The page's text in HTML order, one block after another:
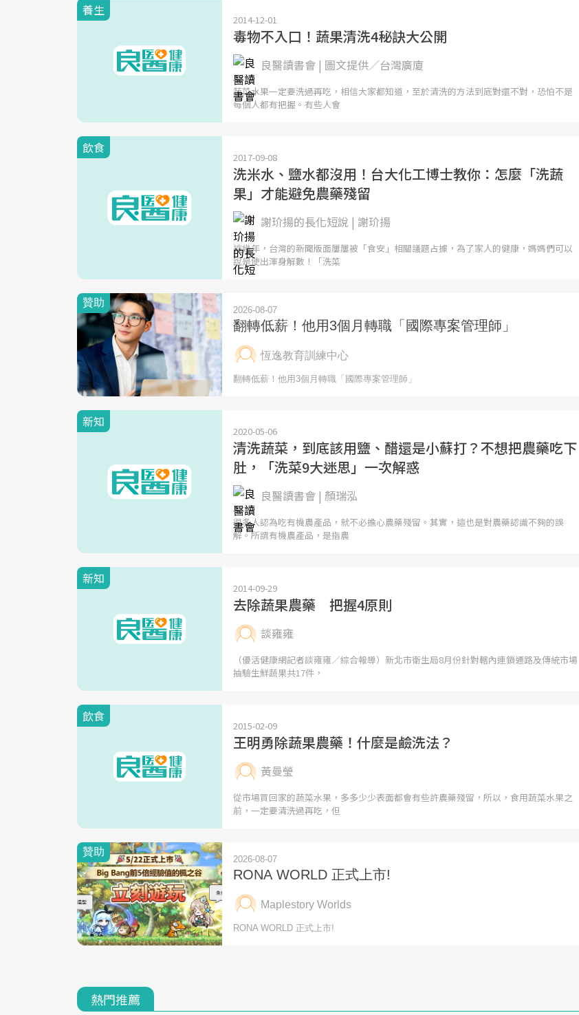
養生
2014-12-01
毒物不入口！蔬果清洗4秘訣大公開
良醫讀書會 | 圖文提供／台灣廣廈
蔬菜水果一定要洗過再吃，相信大家都知道，至於清洗的方法到底對還不對，恐怕不是
每個人都有把握。有些人會
飲食
2017-09-08
洗米水、鹽水都沒用！台大化工博士教你：怎麼「洗蔬
果」才能避免農藥殘留
謝玠揚的長化短說 | 謝玠揚
這幾年，台灣的新聞版面屢屢被「食安」相關議題占據，為了家人的健康，媽媽們可以
說是使出渾身解數！「洗菜
新知
2020-05-06
清洗蔬菜，到底該用鹽、醋還是小蘇打？不想把農藥吃下
肚，「洗菜9大迷思」一次解惑
良醫讀書會 | 顏瑞泓
很多人認為吃有機農產品，就不必擔心農藥殘留。其實，這也是對農藥認識不夠的誤
解。所謂有機農產品，是指農
新知
2014-09-29
去除蔬果農藥 把握4原則
談雍雍
（優活健康網記者談雍雍／綜合報導）新北市衛生局8月份針對轄內連鎖通路及傳統市場
抽驗生鮮蔬果共17件，
飲食
2015-02-09
王明勇除蔬果農藥！什麼是鹼洗法？
黃曼瑩
從市場買回家的蔬菜水果，多多少少表面都會有些許農藥殘留，所以，食用蔬菜水果之
前，一定要清洗過再吃，但
熱門推薦